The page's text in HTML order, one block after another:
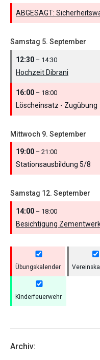
ABGESAGT:
Samstag 5. September
12:30 – 14:30
Hochzeit Dibrani
16:00 – 18:00
Löscheinsatz - Zugübung
Mittwoch 9. September
19:00 – 21:00
Stationsausbildung 5/8
Samstag 12. September
14:00 – 18:00
Besichtigung
Übungskalender
Kinderfeuerwehr
Archiv: